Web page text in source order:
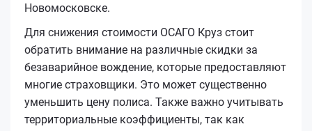
Новомосковске.
Для снижения стоимости ОСАГО Круз стоит
обратить внимание на различные скидки за
безаварийное вождение, которые предоставляют
многие страховщики. Это может существенно
уменьшить цену полиса. Также важно учитывать
территориальные коэффициенты, так как